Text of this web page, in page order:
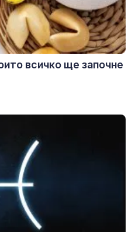
всичко ще започне